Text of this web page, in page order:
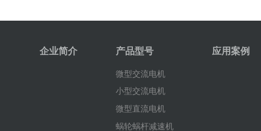
企业简介 产品型号
微型交流电机
小型交流电机
微型直流电机
蜗轮蜗杆减速机
应用案例